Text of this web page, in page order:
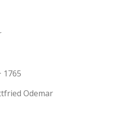
1765
Odemar